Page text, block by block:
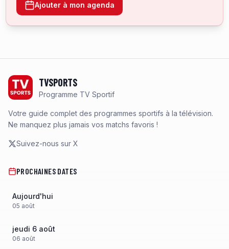
Ajouter à mon agenda
TVSPORTS
Programme TV Sportif
Votre guide complet des programmes sportifs à la télévision.
Ne manquez plus jamais vos matchs favoris !
Suivez-nous sur X
PROCHAINES DATES
Aujourd'hui
05 août
jeudi 6 août
06 août